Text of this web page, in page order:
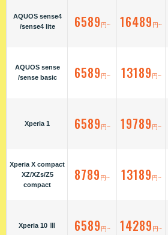
AQUOS sense4
/sense4 lite
AQUOS sense
/sense basic
Xperia 1
Xperia X compact
XZ/XZs/Z5
compact
Xperia 10 Ⅲ
6589 円~ 16489 円~
6589 円~ 13189 円~
6589 円~ 19789 円~
8789 円~ 13189 円~
6589 円~ 14289 円~